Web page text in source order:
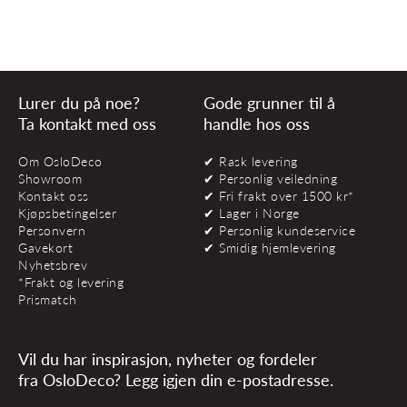
Lurer du på noe?
Ta kontakt med oss
Om OsloDeco
Showroom
Kontakt oss
Kjøpsbetingelser
Personvern
Gavekort
Nyhetsbrev
*Frakt og levering
Prismatch
Gode grunner til å
handle hos oss
✔ Rask levering
✔ Personlig veiledning
✔ Fri frakt over 1500 kr*
✔ Lager i Norge
✔ Personlig kundeservice
✔ Smidig hjemlevering
Vil du har inspirasjon, nyheter og fordeler
fra OsloDeco? Legg igjen din e-postadresse.